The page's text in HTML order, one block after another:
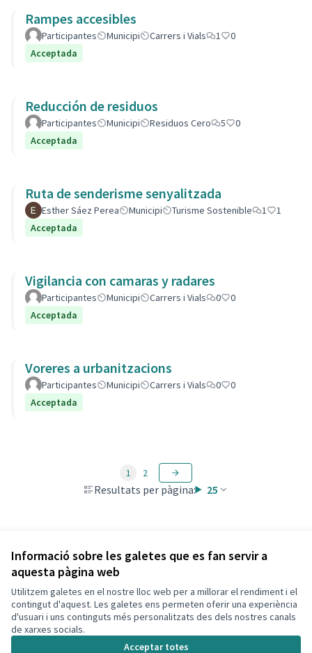
Informació sobre les galetes que es fan servir a
aquesta pàgina web
Utilitzem galetes en el nostre lloc web per a millorar el rendiment i el
contingut d'aquest. Les galetes ens permeten oferir una experiència
d'usuari i uns continguts més personalitzats des dels nostres canals
de xarxes socials.
Acceptar totes
Rampes accesibles
Participantes Municipi Carrers i Vials 1
0
Acceptada
Reducción de residuos
Participantes Municipi Residuos Cero 5
0
Acceptada
Ruta de senderisme senyalitzada
Esther Sáez Perea Municipi Turisme Sostenible 1
1
Acceptada
Vigilancia con camaras y radares
Participantes Municipi Carrers i Vials 0
0
Acceptada
Voreres a urbanitzacions
Participantes Municipi Carrers i Vials 0
0
Acceptada
Resultats per pàgina: 25
1 2
Veure totes les propostes retirades
Termes i condicions d'ús
Configuració de les galetes
Decidim Calafell a X
(Enllaç extern)
Decidim Calafell a Facebook
Decidim Calafell a YouTube
Decidim Calafell a GitHub
(Enllaç extern)